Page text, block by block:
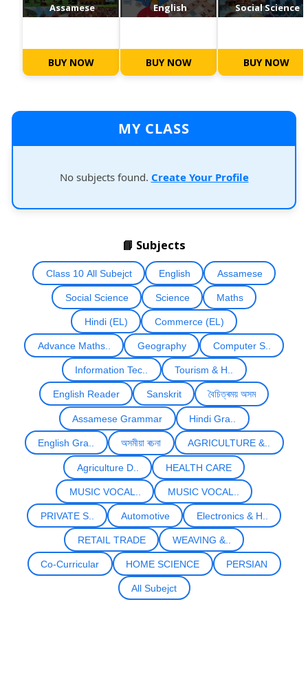
Assamese
BUY NOW
English
BUY NOW
Social Science
BUY NOW
MY CLASS
No subjects found. Create Your Profile
📘 Subjects
Class 10 All Subejct English Assamese
Social Science Science Maths
Hindi (EL) Commerce (EL)
Advance Maths.. Geography Computer S..
Information Tec.. Tourism & H..
English Reader Sanskrit বৈচিত্ৰময় অসম
Assamese Grammar Hindi Gra..
English Gra.. অসমীয়া ৰচনা AGRICULTURE &..
Agriculture D.. HEALTH CARE
MUSIC VOCAL.. MUSIC VOCAL..
PRIVATE S.. Automotive Electronics & H..
RETAIL TRADE WEAVING &..
Co-Curricular HOME SCIENCE PERSIAN
All Subejct